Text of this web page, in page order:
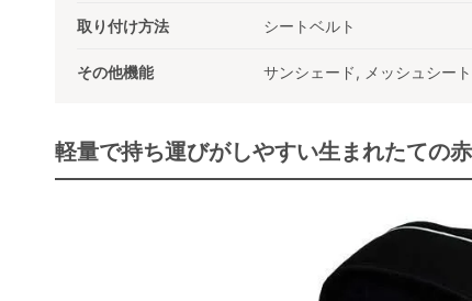
取り付け方法 シートベルト
その他機能 サンシェード, メッシュシー
軽量で持ち運びがしやすい生まれたての